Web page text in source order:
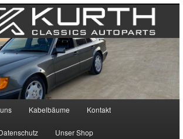
content
contentKabelbäume Kontakt
Unser Shop